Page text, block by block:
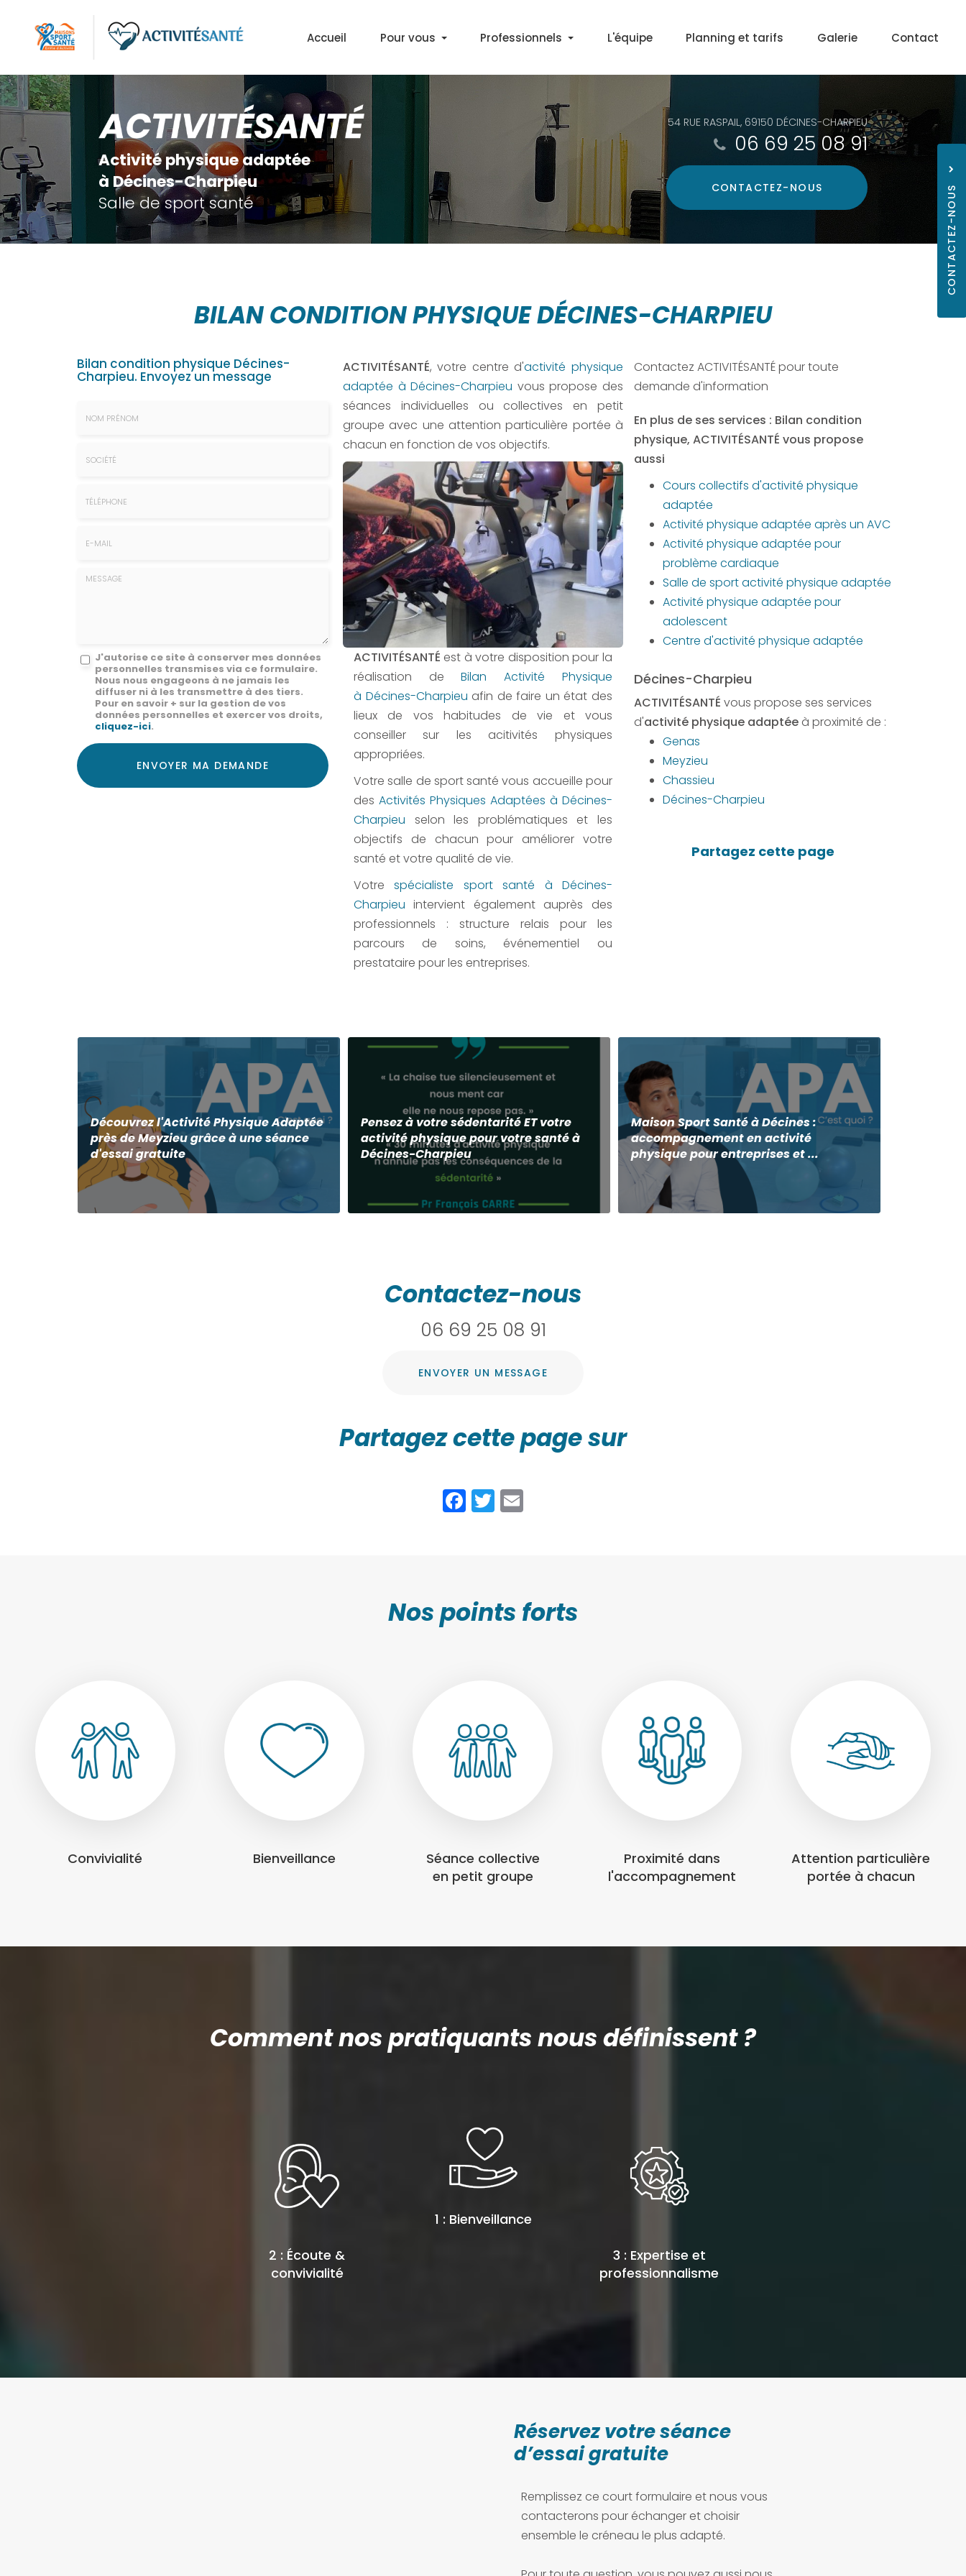
contenu
Accueil Pour vous
Découvrir l'APA
Cours APA en salle
Marche Santé+ à Décines
Gym & Marche Nordique à Lyon
Professionnels
Médecins
L'équipe Planning et tarifs Galerie Contact
Activité physique adaptée
à Décines-Charpieu
Salle de sport santé
54 RUE RASPAIL, 69150 DÉCINES-CHARPIEU
06 69 25 08 91
CONTACTEZ- NOUS
BILAN CONDITION PHYSIQUE DÉCINES-CHARPIEU
Bilan condition physique Décines-
Charpieu. Envoyez un message
Message
J'autorise ce site à conserver mes données
personnelles transmises via ce formulaire.
Nous nous engageons à ne jamais les
diffuser ni à les transmettre à des tiers.
Pour en savoir + sur la gestion de vos
données personnelles et exercer vos droits,
cliquez-ici.
Acceptation
RGPD
ENVOYER MA DEMANDE
ACTIVITÉSANTÉ, votre centre d'activité physique
adaptée à Décines-Charpieu vous propose des
séances individuelles ou collectives en petit
groupe avec une attention particulière portée à
chacun en fonction de vos objectifs.
ACTIVITÉSANTÉ est à votre disposition pour la
réalisation deBilan Activité Physique
à Décines-Charpieu afin de faire un état des
lieux de vos habitudes de vie et vous
conseiller sur les acitivités physiques
appropriées.
Votre salle de sport santé vous accueille pour
des Activités Physiques Adaptées à Décines-
Charpieu selon les problématiques et les
objectifs de chacun pour améliorer votre
santé et votre qualité de vie.
Votrespécialiste sport santé à Décines-
Charpieu intervient également auprès des
professionnels : structure relais pour les
parcours de soins, événementiel ou
prestataire pour les entreprises.
Contactez ACTIVITÉSANTÉ pour toute
demande d'information
En plus de ses services : Bilan condition
physique, ACTIVITÉSANTÉ vous propose
aussi
Cours collectifs d'activité physique
adaptée
Activité physique adaptée après un AVC
Activité physique adaptée pour
problème cardiaque
Salle de sport activité physique adaptée
Activité physique adaptée pour
adolescent
Centre d'activité physique adaptée
Décines-Charpieu
ACTIVITÉSANTÉ vous propose ses services
d'activité physique adaptéeà proximité de :
Genas
Meyzieu
Chassieu
Décines-Charpieu
Découvrez l'Activité Physique Adaptée
près de Meyzieu grâce à une séance
d'essai gratuite
Pensez à votre sédentarité ET votre
activité physique pour votre santé à
Décines-Charpieu
Maison Sport Santé à Décines :
accompagnement en activité
physique pour entreprises et ...
Contactez-nous
06 69 25 08 91
ENVOYER UN MESSAGE
Partagez cette page sur
Facebook
Twitter
Nos points forts
Convivialité Bienveillance
Séance collective
en petit groupe
Proximité dans
l'accompagnement
Attention particulière
portée à chacun
Comment nos pratiquants nous définissent ?
2 : Écoute &
convivialité
1 : Bienveillance
3 : Expertise et
professionnalisme
Réservez votre séance
d’essai gratuite
Remplissez ce court formulaire et nous vous
contacterons pour échanger et choisir
ensemble le créneau le plus adapté.
CONTACTEZ-NOUS
06